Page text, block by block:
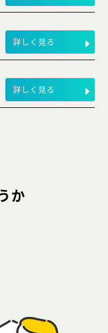
詳しく見る
詳しく見る
か